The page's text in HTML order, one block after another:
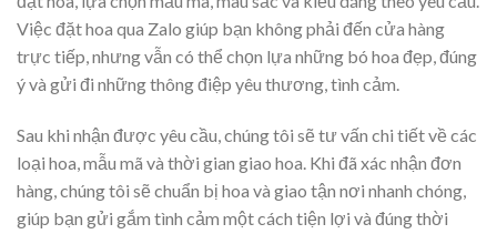
Việc đặt hoa qua Zalo giúp bạn không phải đến cửa hàng
trực tiếp, nhưng vẫn có thể chọn lựa những bó hoa đẹp, đúng
ý và gửi đi những thông điệp yêu thương, tình cảm.
Sau khi nhận được yêu cầu, chúng tôi sẽ tư vấn chi tiết về các
loại hoa, mẫu mã và thời gian giao hoa. Khi đã xác nhận đơn
hàng, chúng tôi sẽ chuẩn bị hoa và giao tận nơi nhanh chóng,
giúp bạn gửi gắm tình cảm một cách tiện lợi và đúng thời